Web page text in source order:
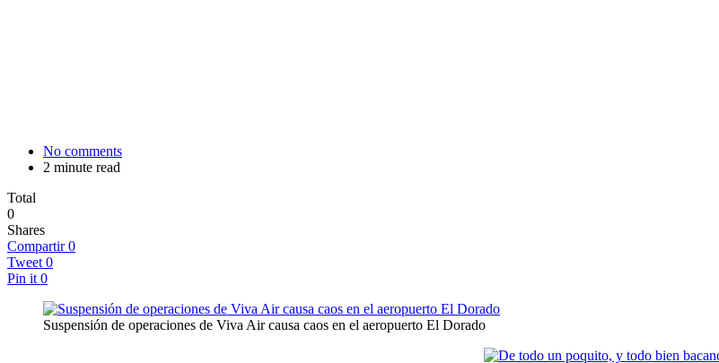
No comments
2 minute read
Total
0
Shares
Compartir 0
Tweet 0
Pin it 0
Suspensión de operaciones de Viva Air causa caos en el aeropuerto El Dorado